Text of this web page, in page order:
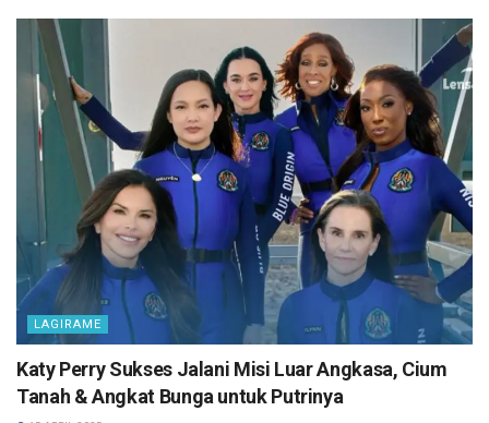
LAGIRAME
Katy Perry Sukses Jalani Misi Luar Angkasa, Cium
Tanah & Angkat Bunga untuk Putrinya